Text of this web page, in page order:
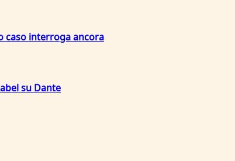
caso interroga ancora
su Dante